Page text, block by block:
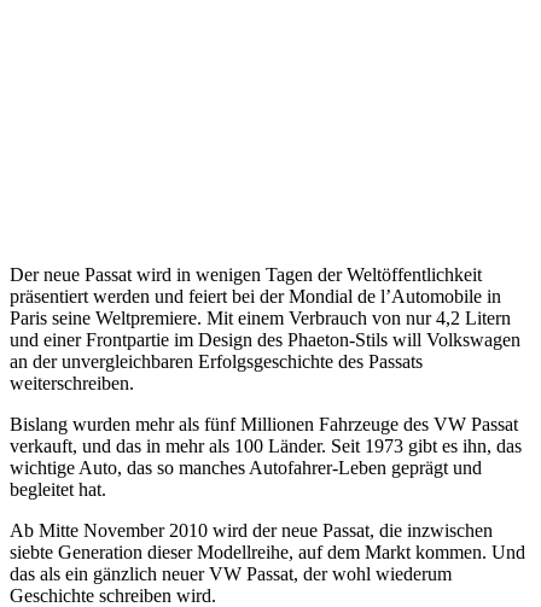
Der neue Passat wird in wenigen Tagen der Weltöffentlichkeit
präsentiert werden und feiert bei der Mondial de l’Automobile in
Paris seine Weltpremiere. Mit einem Verbrauch von nur 4,2 Litern
und einer Frontpartie im Design des Phaeton-Stils will Volkswagen
an der unvergleichbaren Erfolgsgeschichte des Passats
weiterschreiben.
Bislang wurden mehr als fünf Millionen Fahrzeuge des VW Passat
verkauft, und das in mehr als 100 Länder. Seit 1973 gibt es ihn, das
wichtige Auto, das so manches Autofahrer-Leben geprägt und
begleitet hat.
Ab Mitte November 2010 wird der neue Passat, die inzwischen
siebte Generation dieser Modellreihe, auf dem Markt kommen. Und
das als ein gänzlich neuer VW Passat, der wohl wiederum
Geschichte schreiben wird.